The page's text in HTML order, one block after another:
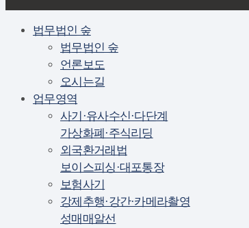
법무법인 숲
법무법인 숲
언론보도
오시는길
업무영역
사기·유사수신·다단계
가상화폐·주식리딩
외국환거래법
보이스피싱·대포통장
보험사기
강제추행·강간·카메라촬영
성매매알선